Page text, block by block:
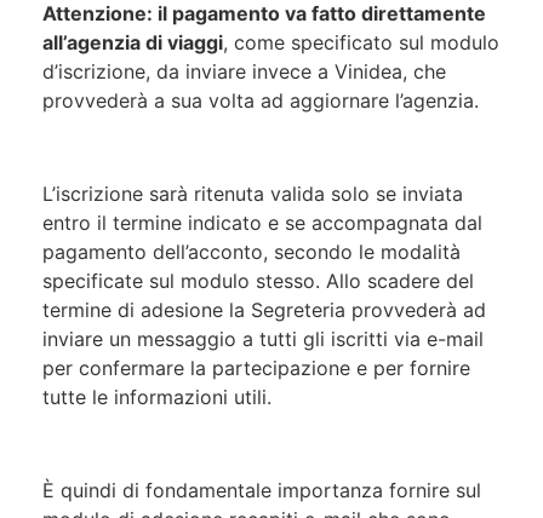
Attenzione: il pagamento va fatto direttamente
all’agenzia di viaggi, come specificato sul modulo
d’iscrizione, da inviare invece a Vinidea, che
provvederà a sua volta ad aggiornare l’agenzia.
L’iscrizione sarà ritenuta valida solo se inviata
entro il termine indicato e se accompagnata dal
pagamento dell’acconto, secondo le modalità
specificate sul modulo stesso. Allo scadere del
termine di adesione la Segreteria provvederà ad
inviare un messaggio a tutti gli iscritti via e-mail
per confermare la partecipazione e per fornire
tutte le informazioni utili.
È quindi di fondamentale importanza fornire sul